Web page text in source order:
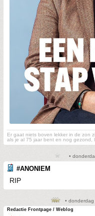
Er gaat niets boven lekker in de zon
als je al 75 jaar bent en nog gezond,
•
#ANONIEM
RIP
•
Redactie Frontpage / Weblog